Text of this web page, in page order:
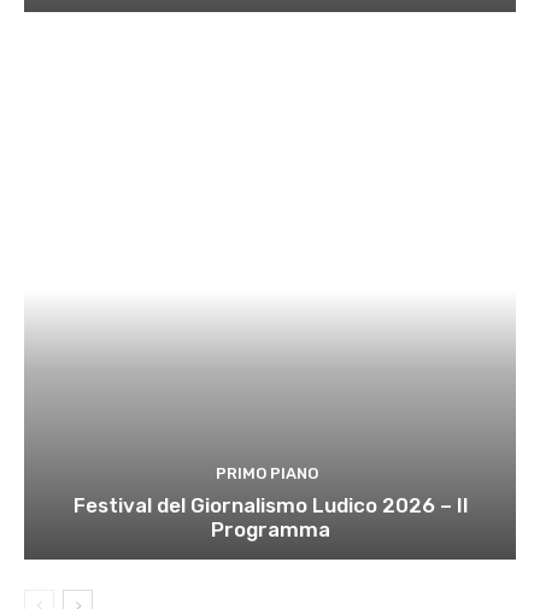
PRIMO PIANO
Festival del Giornalismo Ludico 2026 – Il
Programma